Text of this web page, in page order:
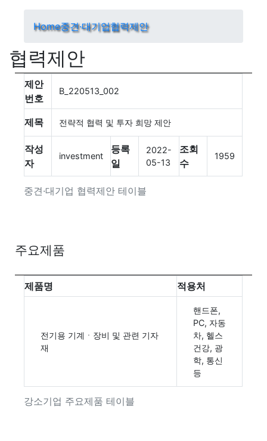
Home중견·대기업협력제안
협력제안
중견·대기업 협력제안 테이블
제안
번호
B_220513_002
제목 전략적 협력 및 투자 희망 제안
작성
자
investment
등록
일
2022-
05-13
조회
수
1959
주요제품
강소기업 주요제품 테이블
제품명 적용처
전기용 기계ㆍ장비 및 관련 기자
재
핸드폰,
PC, 자동
차, 헬스
건강, 광
학, 통신
등